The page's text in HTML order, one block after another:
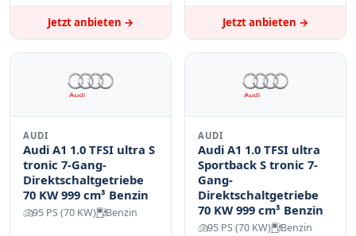
Jetzt anbieten → Jetzt anbieten →
AUDI
Audi A1 1.0 TFSI ultra S
tronic 7-Gang-
Direktschaltgetriebe
70 KW 999 cm³ Benzin
95 PS (70 KW) Benzin
AUDI
Audi A1 1.0 TFSI ultra
Sportback S tronic 7-
Gang-
Direktschaltgetriebe
70 KW 999 cm³ Benzin
95 PS (70 KW) Benzin